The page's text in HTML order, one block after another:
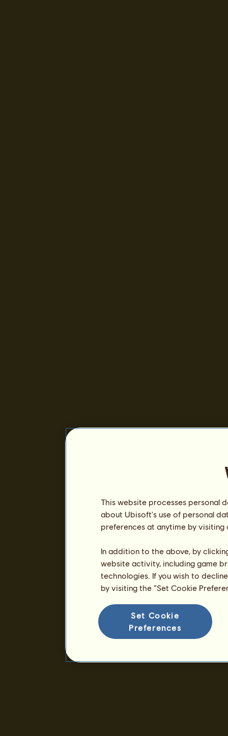
This website processes personal
about Ubisoft's use of personal
preferences at anytime by
In addition to the above, by
website activity, including game
technologies. If you wish to
by visiting the “Set Cookie
Set Cookie
Preferences